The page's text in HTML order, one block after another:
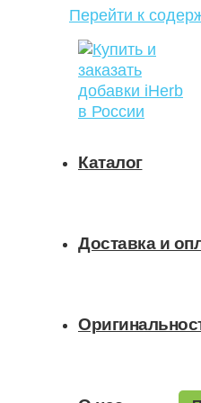
Перейти к
Каталог
Доставка и